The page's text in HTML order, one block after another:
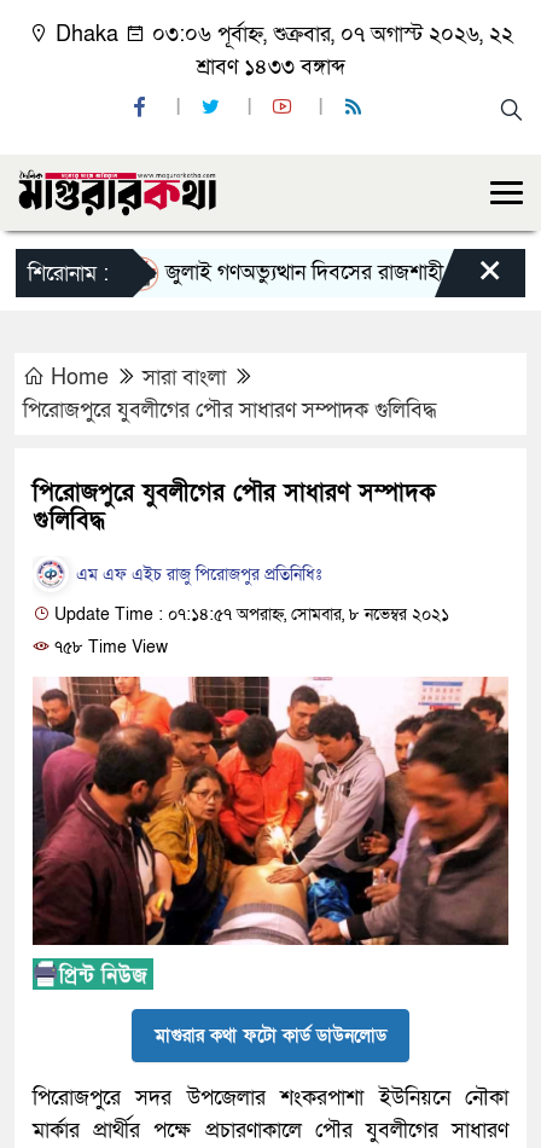
Dhaka
০৩:০৬ পূর্বাহ্ন, শুক্রবার, ০৭ অগাস্ট ২০২৬, ২২
শ্রাবণ ১৪৩৩ বঙ্গাব্দ
শিরোনাম : জুলাই গণঅভ্যুত্থান দিবসের রাজশাহী মহানগর×
Home
সারা বাংলা
পিরোজপুরে যুবলীগের পৌর সাধারণ সম্পাদক গুলিবিদ্ধ
পিরোজপুরে যুবলীগের পৌর সাধারণ সম্পাদক
গুলিবিদ্ধ
এম এফ এইচ রাজু পিরোজপুর প্রতিনিধিঃ
Update Time : ০৭:১৪:৫৭ অপরাহ্ন, সোমবার, ৮ নভেম্বর ২০২১
৭৫৮ Time View
মাগুরার কথা ফটো কার্ড ডাউনলোড
পিরোজপুরে সদর উপজেলার শংকরপাশা ইউনিয়নে নৌকা
মার্কার প্রার্থীর পক্ষে প্রচারণাকালে পৌর যুবলীগের সাধারণ